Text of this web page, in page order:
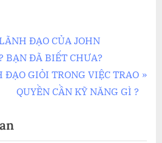
ĐẠO CỦA JOHN
BẠN ĐÃ BIẾT CHƯA?
GIỎI TRONG VIỆC TRAO
QUYỀN CẦN KỸ NĂNG GÌ ?